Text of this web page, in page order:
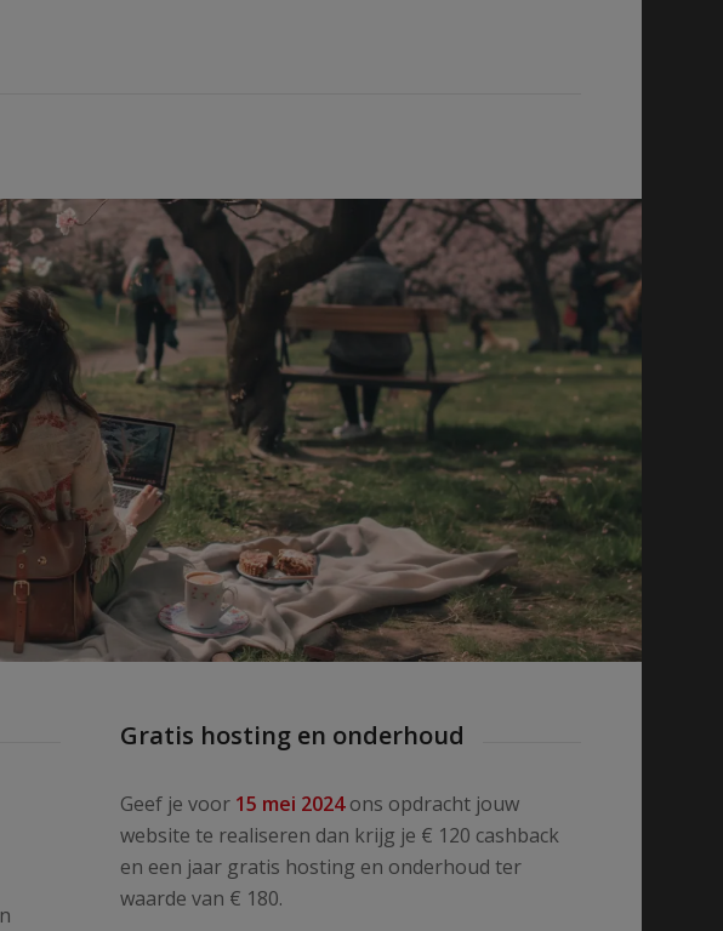
Gratis hosting en onderhoud
Geef je voor 15 mei 2024ons opdracht jouw
website te realiseren dan krijg je € 120 cashback
en een jaar gratis hosting en onderhoud ter
waarde van € 180.